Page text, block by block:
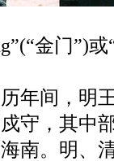
金门”)或
年间，明
守，其中
南。明、